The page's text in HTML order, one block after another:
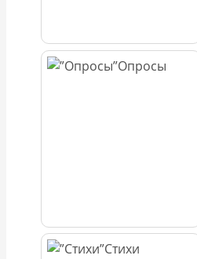
Опросы
Стихи